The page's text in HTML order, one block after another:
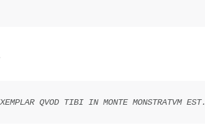
QVOD TIBI IN MONTE MONSTRATVM EST.